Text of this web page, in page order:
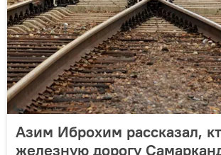
Азим Иброхим рассказал,
железную дорогу